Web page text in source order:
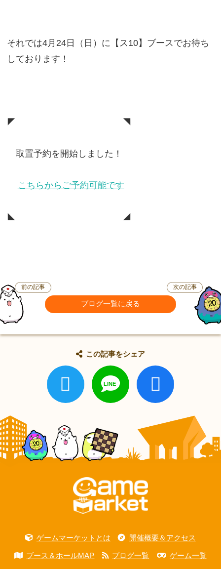
それでは4月24日（日）に【ス10】ブースでお待ち
しております！
◤ ◥
取置予約を開始しました！
こちらからご予約可能です
◣ ◢
前の記事
ブログ一覧に戻る
次の記事
この記事をシェア
ゲームマーケットとは 開催概要＆アクセス
ブース＆ホールMAP ブログ一覧 ゲーム一覧